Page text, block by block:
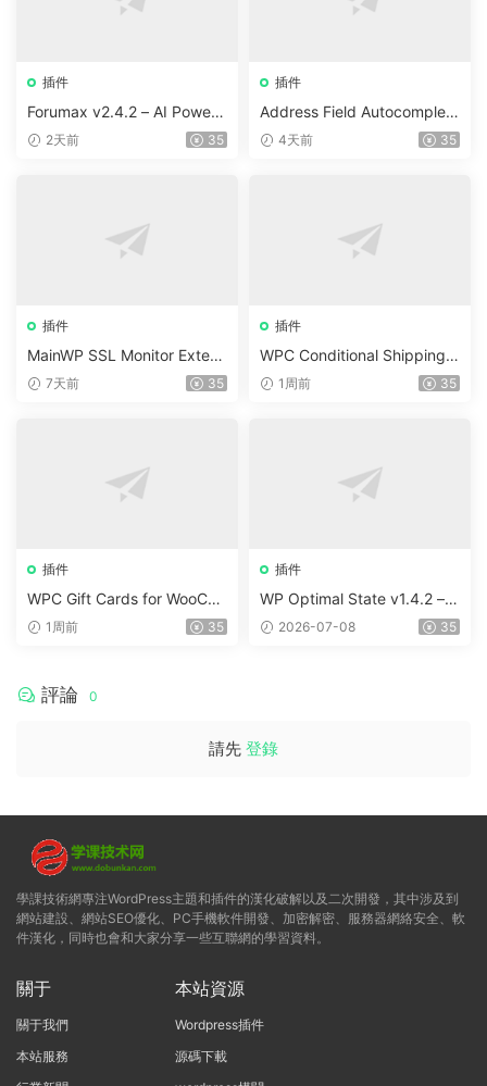
插件
Forumax v2.4.2 – AI Powere
d Advanced Community For
2天前 35
插件
Address Field Autocomplete
For WooCommerce v1.3.2
4天前 35
插件
MainWP SSL Monitor Extens
ion v5.2
7天前 35
插件
WPC Conditional Shipping &
Payments (Premium) v1.0.2
1周前 35
插件
WPC Gift Cards for WooCo
mmerce (Premium) v1.0.2
1周前 35
插件
WP Optimal State v1.4.2 –
WordPress 優化、清理和安
2026-07-08 35
評論 0
請先 登錄
學課技術網專注WordPress主題和插件的漢化破解以及二次開發，其中涉及到
網站建設、網站SEO優化、PC手機軟件開發、加密解密、服務器網絡安全、軟
件漢化，同時也會和大家分享一些互聯網的學習資料。
關于
關于我們
本站服務
本站資源
Wordpress插件
源碼下載